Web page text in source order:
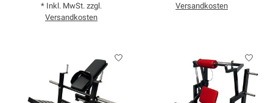
* Inkl. MwSt. zzgl.
Versandkosten
Versandkosten